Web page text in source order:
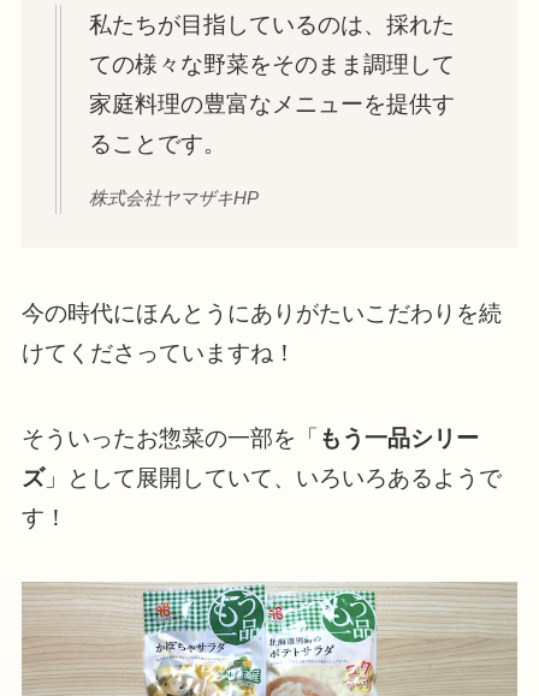
私たちが目指しているのは、採れた
ての様々な野菜をそのまま調理して
家庭料理の豊富なメニューを提供す
ることです。
株式会社ヤマザキHP
今の時代にほんとうにありがたいこだわりを続
けてくださっていますね！
そういったお惣菜の一部を「 もう一品シリー
ズ」として展開していて、いろいろあるようで
す！